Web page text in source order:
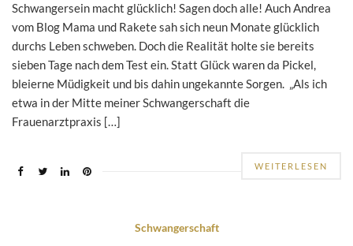
Schwangersein macht glücklich! Sagen doch alle! Auch Andrea
vom Blog Mama und Rakete sah sich neun Monate glücklich
durchs Leben schweben. Doch die Realität holte sie bereits
sieben Tage nach dem Test ein. Statt Glück waren da Pickel,
bleierne Müdigkeit und bis dahin ungekannte Sorgen. „Als ich
etwa in der Mitte meiner Schwangerschaft die
Frauenarztpraxis […]
WEITERLESEN
Schwangerschaft